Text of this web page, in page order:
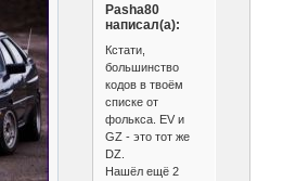
Pasha80
написал(а):
Кстати,
большинство
кодов в твоём
списке от
фолькса. EV и
GZ - это тот же
DZ.
Нашёл ещё 2